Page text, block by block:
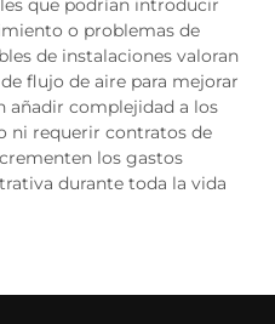
que podrían introducir
o problemas de
de instalaciones valoran
flujo de aire para mejorar
añadir complejidad a los
ni requerir contratos de
los gastos
durante toda la vida